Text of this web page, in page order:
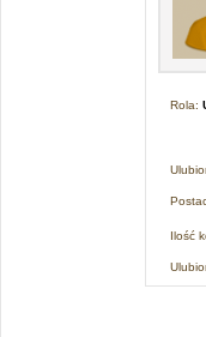
Rola:
Ilość